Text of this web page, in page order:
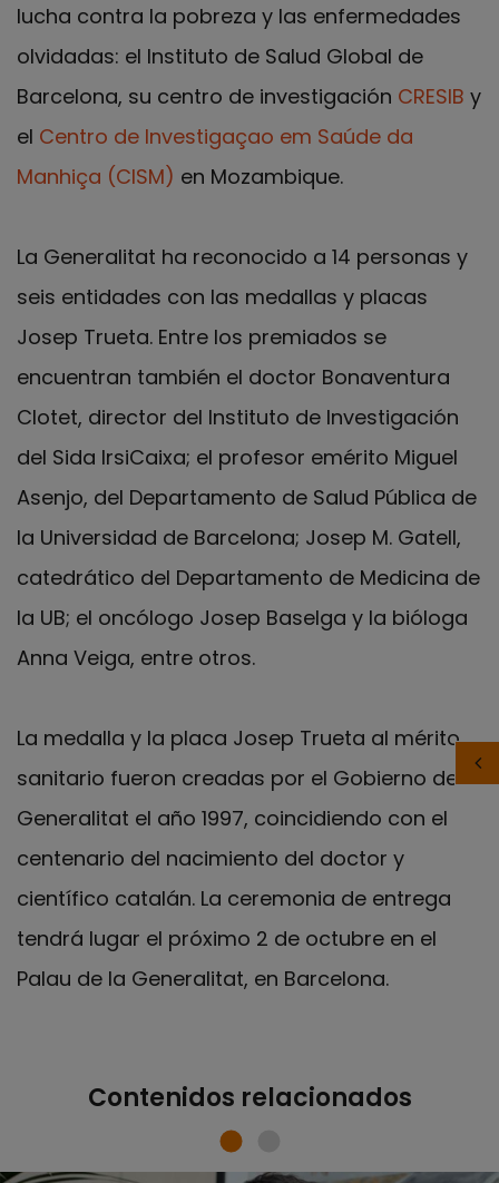
lucha contra la pobreza y las enfermedades
olvidadas: el Instituto de Salud Global de
Barcelona, su centro de investigación CRESIB y
el Centro de Investigaçao em Saúde da
Manhiça (CISM) en Mozambique.
La Generalitat ha reconocido a 14 personas y
seis entidades con las medallas y placas
Josep Trueta. Entre los premiados se
encuentran también el doctor Bonaventura
Clotet, director del Instituto de Investigación
del Sida IrsiCaixa; el profesor emérito Miguel
Asenjo, del Departamento de Salud Pública de
la Universidad de Barcelona; Josep M. Gatell,
catedrático del Departamento de Medicina de
la UB; el oncólogo Josep Baselga y la bióloga
Anna Veiga, entre otros.
La medalla y la placa Josep Trueta al mérito
sanitario fueron creadas por el Gobierno de la
Generalitat el año 1997, coincidiendo con el
centenario del nacimiento del doctor y
científico catalán. La ceremonia de entrega
tendrá lugar el próximo 2 de octubre en el
Palau de la Generalitat, en Barcelona.
Contenidos relacionados